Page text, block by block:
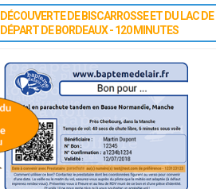
DÉCOUVERTE DE BISCARROSSE ET DU LAC
DÉPART DE BORDEAUX - 120 MINUTES